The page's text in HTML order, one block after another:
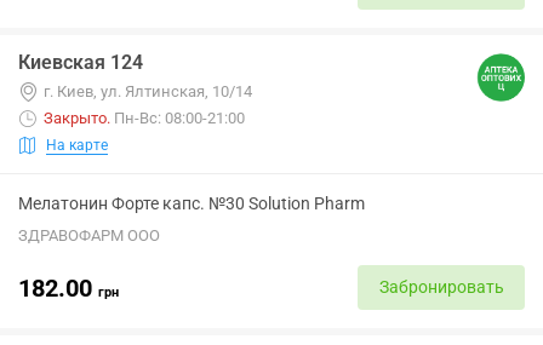
Киевская 124
г. Киев, ул. Ялтинская, 10/14
Закрыто. Пн-Вс: 08:00-21:00
На карте
Мелатонин Форте капс. №30 Solution Pharm
ЗДРАВОФАРМ ООО
182.00 грн Забронировать